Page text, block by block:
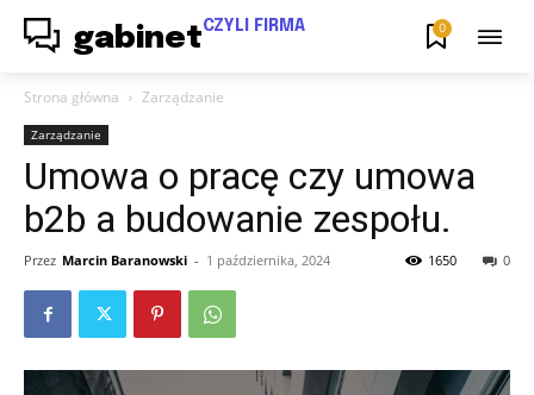
gabinetCZYLI FIRMA 0
Strona główna Zarządzanie
Zarządzanie
Umowa o pracę czy umowa
b2b a budowanie zespołu.
Przez Marcin Baranowski - 1 października, 2024 0
1650